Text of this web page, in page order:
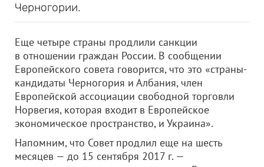
Черногории.
Еще четыре страны продлили санкции
в отношении граждан России. В сообщении
Европейского совета говорится, что это «страны-
кандидаты Черногория и Албания, член
Европейской ассоциации свободной торговли
Норвегия, которая входит в Европейское
экономическое пространство, и Украина».
Напомним, что Совет продлил еще на шесть
месяцев — до 15 сентября 2017 г. —